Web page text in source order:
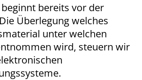
bereits vor der
Überlegung welches
unter welchen
wird, steuern wir
Cookie
speichert die ausgewählten